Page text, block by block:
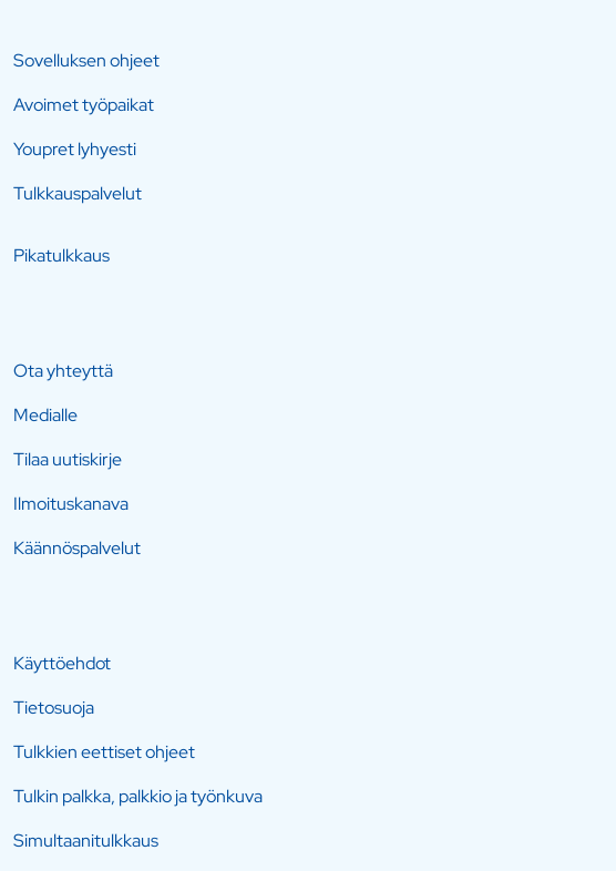
Sovelluksen ohjeet
Avoimet työpaikat
Youpret lyhyesti
Tulkkauspalvelut
Pikatulkkaus
Ota yhteyttä
Medialle
Tilaa uutiskirje
Ilmoituskanava
Käännöspalvelut
Käyttöehdot
Tietosuoja
Tulkkien eettiset ohjeet
Tulkin palkka, palkkio ja työnkuva
Simultaanitulkkaus